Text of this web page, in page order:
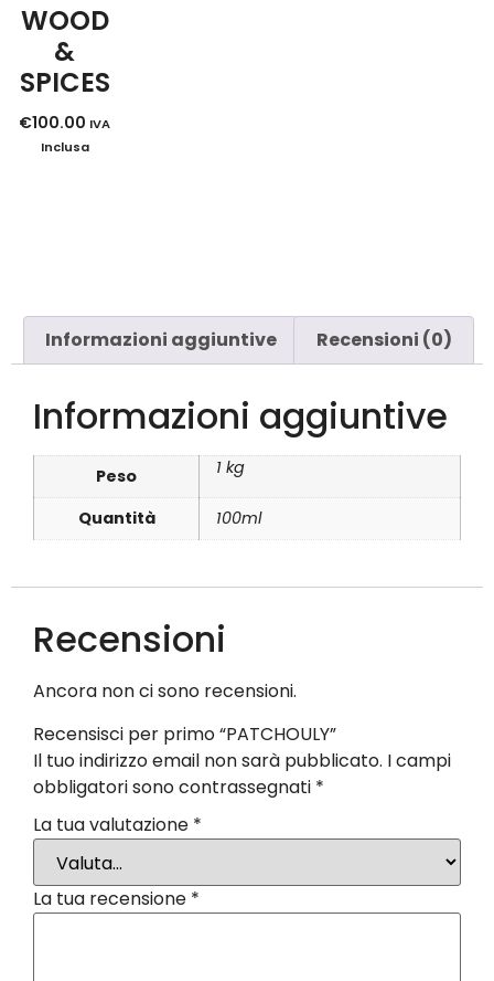
WOOD
&
SPICES
€100.00 IVA
Inclusa
Informazioni aggiuntive Recensioni (0)
Informazioni aggiuntive
Peso 1 kg
Quantità 100ml
Recensioni
Ancora non ci sono recensioni.
Recensisci per primo “PATCHOULY”
Il tuo indirizzo email non sarà pubblicato. I campi
obbligatori sono contrassegnati *
La tua valutazione *
La tua recensione *